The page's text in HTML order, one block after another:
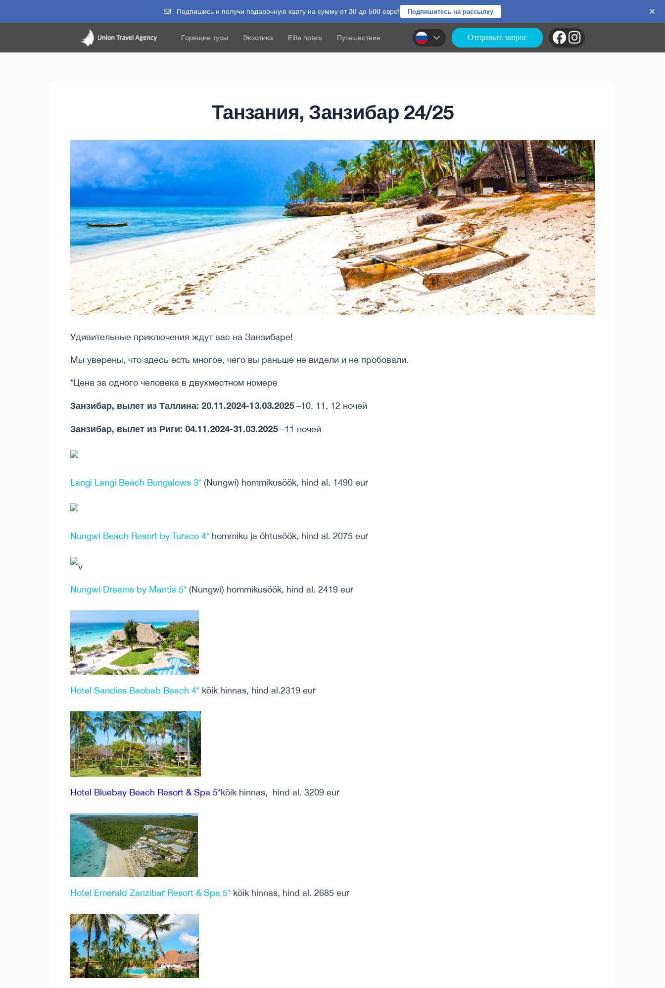
Подпишись и получи подарочную карту на сумму от 30 до 500 евро! Подпишитесь на рассылку
Горящие туры Экзотика Elite hotels Путешествия Отправьте запрос
Танзания, Занзибар 24/25
Удивительные приключения ждут вас на Занзибаре!
Мы уверены, что здесь есть многое, чего вы раньше не видели и не пробовали.
*Цена за одного человека в двухместном номере
Занзибар, вылет из Таллина: 20.11.2024-13.03.2025–10, 11, 12 ночей
Занзибар, вылет из Риги: 04.11.2024-31.03.2025–11 ночей
Langi Langi Beach Bungalows 3* (Nungwi) hommikusöök, hind al. 1490 eur
Nungwi Beach Resort by Turaco 4* hommiku ja õhtusöök, hind al. 2075 eur
v
Nungwi Dreams by Mantis 5* (Nungwi) hommikusöök, hind al. 2419 eur
Hotel Sandies Baobab Beach 4* kõik hinnas, hind al.2319 eur
Hotel Bluebay Beach Resort & Spa 5*kõik hinnas, hind al. 3209 eur
Hotel Emerald Zanzibar Resort & Spa 5* kõik hinnas, hind al. 2685 eur